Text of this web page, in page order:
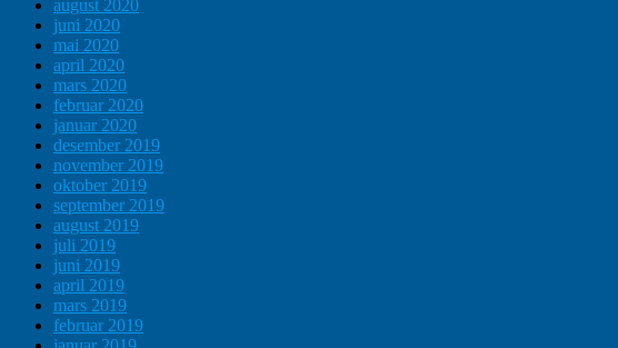
august 2020
juni 2020
mai 2020
april 2020
mars 2020
februar 2020
januar 2020
desember 2019
november 2019
oktober 2019
september 2019
august 2019
juli 2019
juni 2019
april 2019
mars 2019
februar 2019